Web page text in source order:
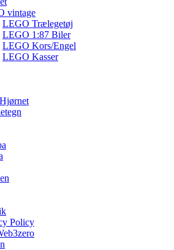
vintage
LEGO Trælegetøj
LEGO 1:87 Biler
LEGO Kors/Engel
LEGO Kasser
Policy